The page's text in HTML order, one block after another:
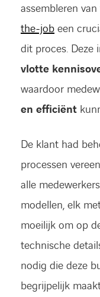
assembleren
the-job een
dit proces. Deze
vlotte
waardoor
en efficiënt
De klant had
processen
alle
modellen, elk
moeilijk om op
technische
nodig die deze
begrijpelijk